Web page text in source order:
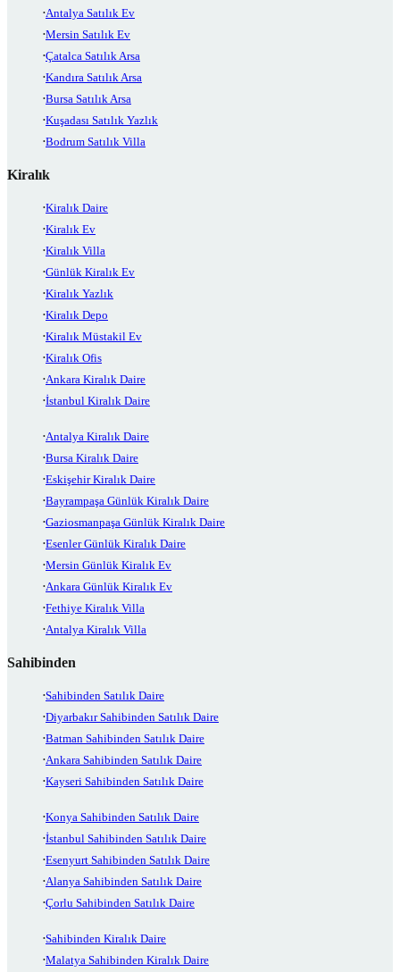
Antalya Satılık Ev
Mersin Satılık Ev
Çatalca Satılık Arsa
Kandıra Satılık Arsa
Bursa Satılık Arsa
Kuşadası Satılık Yazlık
Bodrum Satılık Villa
Kiralık
Kiralık Daire
Kiralık Ev
Kiralık Villa
Günlük Kiralık Ev
Kiralık Yazlık
Kiralık Depo
Kiralık Müstakil Ev
Kiralık Ofis
Ankara Kiralık Daire
İstanbul Kiralık Daire
Antalya Kiralık Daire
Bursa Kiralık Daire
Eskişehir Kiralık Daire
Bayrampaşa Günlük Kiralık Daire
Gaziosmanpaşa Günlük Kiralık Daire
Esenler Günlük Kiralık Daire
Mersin Günlük Kiralık Ev
Ankara Günlük Kiralık Ev
Fethiye Kiralık Villa
Antalya Kiralık Villa
Sahibinden
Sahibinden Satılık Daire
Diyarbakır Sahibinden Satılık Daire
Batman Sahibinden Satılık Daire
Ankara Sahibinden Satılık Daire
Kayseri Sahibinden Satılık Daire
Konya Sahibinden Satılık Daire
İstanbul Sahibinden Satılık Daire
Esenyurt Sahibinden Satılık Daire
Alanya Sahibinden Satılık Daire
Çorlu Sahibinden Satılık Daire
Sahibinden Kiralık Daire
Malatya Sahibinden Kiralık Daire